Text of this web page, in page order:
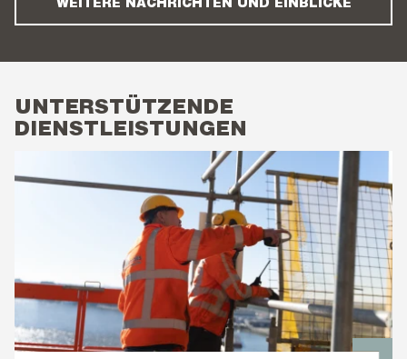
WEITERE NACHRICHTEN UND EINBLICKE
UNTERSTÜTZENDE
DIENSTLEISTUNGEN